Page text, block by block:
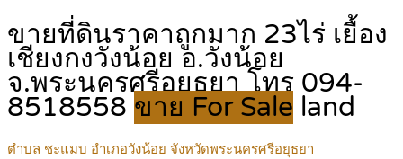
ขายที่ดินราคาถูกมาก 23ไร่ เยื้อง
เชียงกงวังน้อย อ.วังน้อย
จ.พระนครศรีอยุธยา โทร 094-
8518558 ขาย For Sale land
ตำบล ชะแมบ อำเภอวังน้อย จังหวัดพระนครศรีอยุธยา